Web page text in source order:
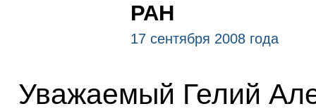
РАН
17 сентября 2008 года
Уважаемый Гелий